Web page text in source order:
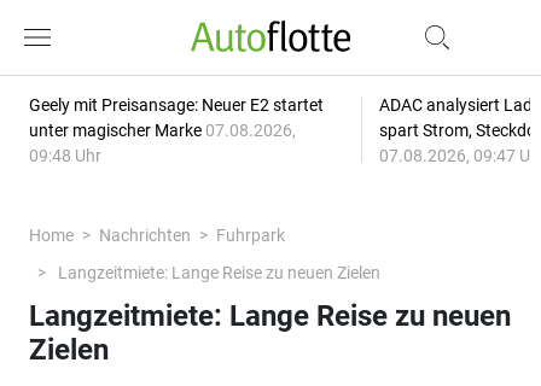
Geely mit Preisansage: Neuer E2 startet
unter magischer Marke 07.08.2026,
09:48 Uhr
ADAC analysiert
spart Strom,
07.08.2026, 09:47
Home Nachrichten
Fuhrpark
Langzeitmiete: Lange Reise zu neuen Zielen
Langzeitmiete: Lange Reise zu neuen
Zielen